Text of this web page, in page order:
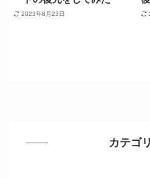
2023年8月23日
カテゴ